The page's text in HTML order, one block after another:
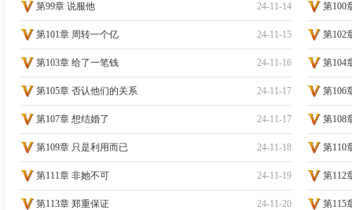
24-11-14
第99章 说服他 第100
24-11-15
第101章 周转一个亿 第102
24-11-16
第103章 给了一笔钱 第104
24-11-17
第105章 否认他们的关系 第106
24-11-17
第107章 想结婚了 第108
24-11-18
第109章 只是利用而已 第110
24-11-19
第111章 非她不可 第112
24-11-20
第113章 郑重保证 第115